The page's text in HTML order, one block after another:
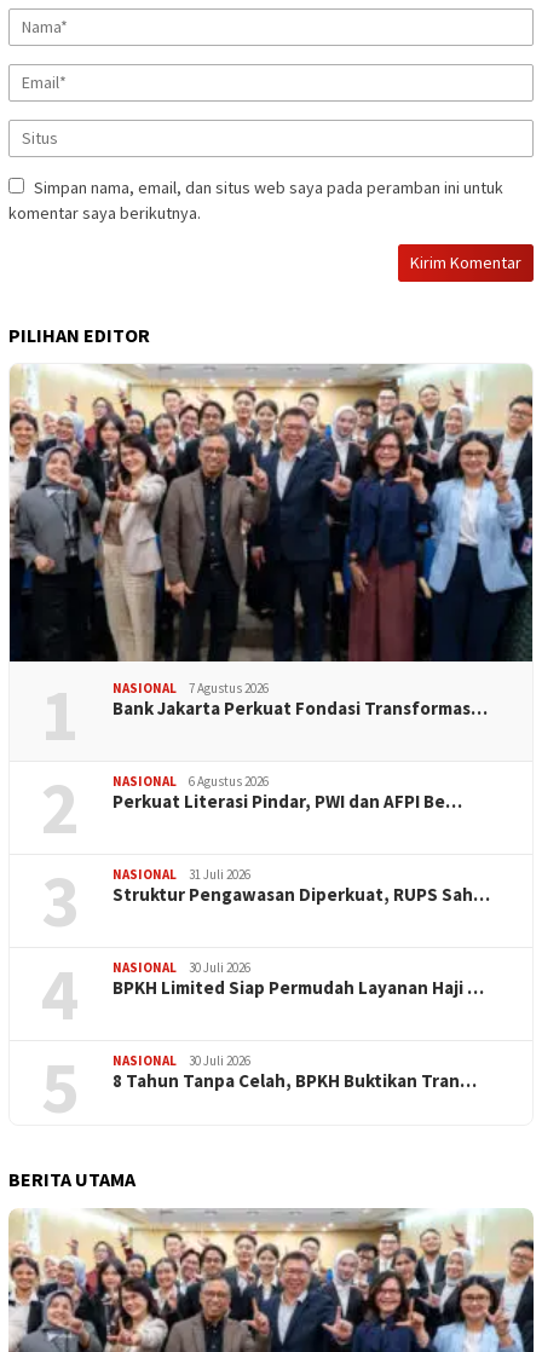
Simpan nama, email, dan situs web saya pada peramban ini untuk
komentar saya berikutnya.
PILIHAN EDITOR
1 NASIONAL 7 Agustus 2026
Bank Jakarta Perkuat Fondasi Transformas…
2 NASIONAL 6 Agustus 2026
Perkuat Literasi Pindar, PWI dan AFPI Be…
3 NASIONAL 31 Juli 2026
​Struktur Pengawasan Diperkuat, RUPS Sah…
4 NASIONAL 30 Juli 2026
BPKH Limited Siap Permudah Layanan Haji …
5 NASIONAL 30 Juli 2026
​8 Tahun Tanpa Celah, BPKH Buktikan Tran…
BERITA UTAMA